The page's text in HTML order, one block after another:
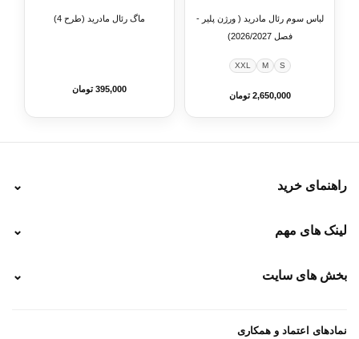
لباس سوم رئال مادرید ( ورژن پلیر -
فصل 2026/2027)
S
M
XXL
2,650,000 تومان
ماگ رئال مادرید (طرح 4)
395,000 تومان
راهنمای خرید ⌄
نحوه پرداخت
راهنمای سفارش
لینک های مهم ⌄
رهگیری تیپاکس
خرید لباس جدید بارسلونا 2025/2026
بخش های سایت ⌄
پرداخت باز
نمادهای اعتماد و همکاری